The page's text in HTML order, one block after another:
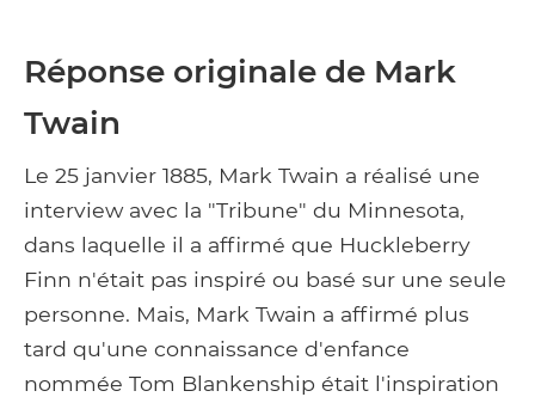
Réponse originale de Mark
Twain
Le 25 janvier 1885, Mark Twain a réalisé une
interview avec la "Tribune" du Minnesota,
dans laquelle il a affirmé que Huckleberry
Finn n'était pas inspiré ou basé sur une seule
personne. Mais, Mark Twain a affirmé plus
tard qu'une connaissance d'enfance
nommée Tom Blankenship était l'inspiration